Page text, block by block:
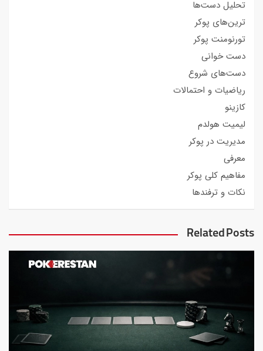
تحلیل دست‌ها
ترین‌های پوکر
تورنومنت پوکر
دست خوانی
دست‌های شروع
ریاضیات و احتمالات
کازینو
لیمیت هولدم
مدیریت در پوکر
معرفی
مفاهیم کلی پوکر
نکات و ترفندها
Related Posts